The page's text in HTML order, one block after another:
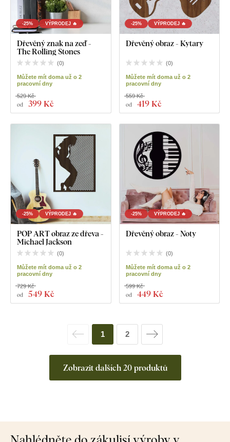
-25% VÝPRODEJ 🔥
Dřevěný znak na zeď -
The Rolling Stones
(0)
Můžete mít doma už o 2
pracovní dny
od 399 Kč
529 Kč
-25% VÝPRODEJ 🔥
Dřevěný obraz - Kytary
(0)
Můžete mít doma už o 2
pracovní dny
od 419 Kč
559 Kč
-25% VÝPRODEJ 🔥
POP ART obraz ze dřeva -
Michael Jackson
(0)
Můžete mít doma už o 2
pracovní dny
od 549 Kč
729 Kč
-25% VÝPRODEJ 🔥
Dřevěný obraz - Noty
(0)
Můžete mít doma už o 2
pracovní dny
od 449 Kč
599 Kč
Zobrazit dalších 20 produktů
1 2